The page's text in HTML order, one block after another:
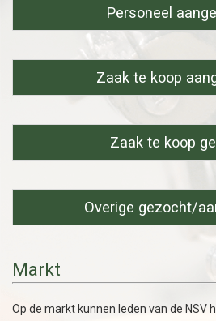
Personeel
Zaak te koop
Zaak te koop
Overige gezocht/
Markt
Op de markt kunnen leden van de NSV